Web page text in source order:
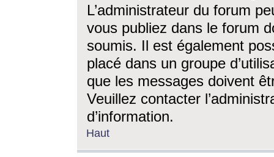
L’administrateur du forum
vous publiez dans le forum
soumis. Il est également
placé dans un groupe
que les messages doivent
Veuillez contacter
d’information.
Haut